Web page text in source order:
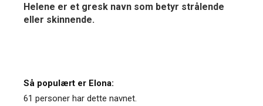
Helene er et gresk navn som betyr strålende
eller skinnende.
Så populært er Elona:
61 personer har dette navnet.